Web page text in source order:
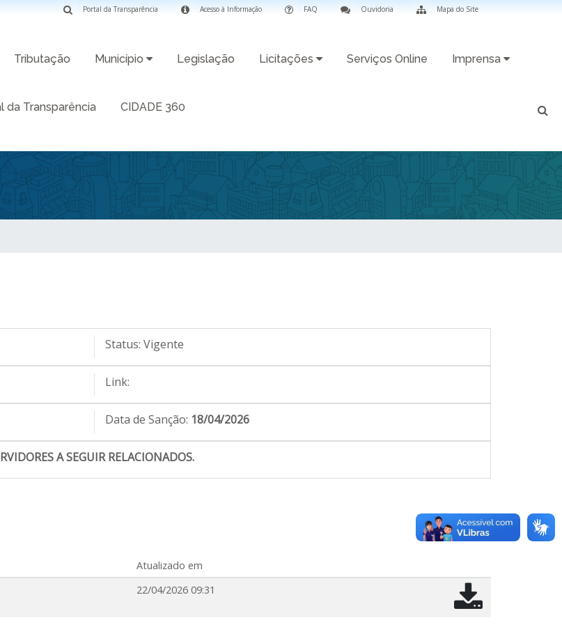
Mapa do Site
Ouvidoria
FAQ
Acesso à Informação
Portal da Transparência
Tributação Município Legislação Licitações Serviços Online Imprensa
da Transparência CIDADE 360
Status: Vigente
Link:
Data de Sanção: 18/04/2026
A SEGUIR RELACIONADOS.
Atualizado em
22/04/2026 09:31